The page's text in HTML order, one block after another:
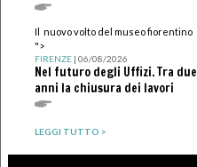
Il nuovo volto del museo fiorentino
">
FIRENZE| 06/08/2026
Nel futuro degli Uffizi. Tra due
anni la chiusura dei lavori
LEGGI TUTTO >